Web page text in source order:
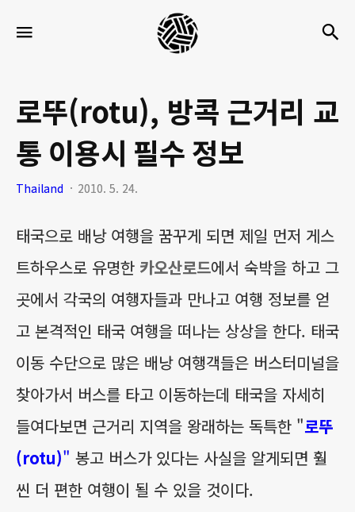
세
팍
크
로
라
로뚜(rotu), 방콕 근거리 교
통 이용시 필수 정보
Thailand 2010. 5. 24.
태국으로 배낭 여행을 꿈꾸게 되면 제일 먼저 게스
트하우스로 유명한 카오산로드에서 숙박을 하고 그
곳에서 각국의 여행자들과 만나고 여행 정보를 얻
고 본격적인 태국 여행을 떠나는 상상을 한다. 태국
이동 수단으로 많은 배낭 여행객들은 버스터미널을
찾아가서 버스를 타고 이동하는데 태국을 자세히
들여다보면 근거리 지역을 왕래하는 독특한 "로뚜
(rotu)" 봉고 버스가 있다는 사실을 알게되면 훨
씬 더 편한 여행이 될 수 있을 것이다.